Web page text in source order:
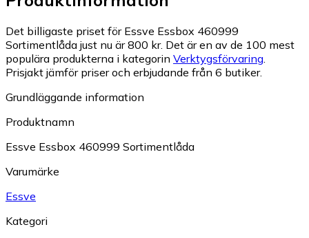
Det billigaste priset för Essve Essbox 460999
Sortimentlåda just nu är 800 kr. Det är en av de 100 mest
populära produkterna i kategorin Verktygsförvaring.
Prisjakt jämför priser och erbjudande från 6 butiker.
Grundläggande information
Produktnamn
Essve Essbox 460999 Sortimentlåda
Varumärke
Essve
Kategori